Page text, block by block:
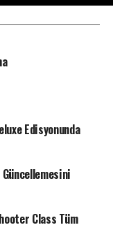
Edisyonunda
Class Tüm